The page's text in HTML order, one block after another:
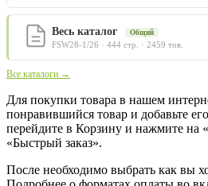
Весь каталог Общий
FSW28-1/26 · 444 стр. · 2459 тов.
Все каталоги →
Для покупки товара в нашем
понравившийся товар и добавьте
перейдите в Корзину и нажмите на
«Быстрый заказ».
После необходимо выбрать как вы